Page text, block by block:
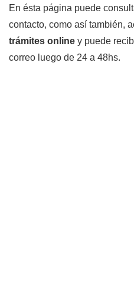
En ésta página puede
contacto, como así también,
trámites online y puede
correo luego de 24 a 48hs.